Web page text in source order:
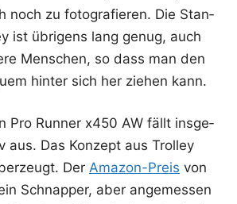
noch zu foto­gra­fie­ren. Die Stan­
ist übri­gens lang genug, auch
Men­schen, so dass man den
hin­ter sich her zie­hen kann.
Pro Run­ner x450 AW fällt ins­ge­
aus. Das Kon­zept aus Trol­ley
Der Ama­zon-Preis von
Schnap­per, aber ange­mes­sen